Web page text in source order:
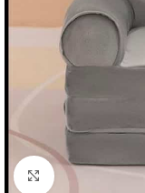
Click to enlarge